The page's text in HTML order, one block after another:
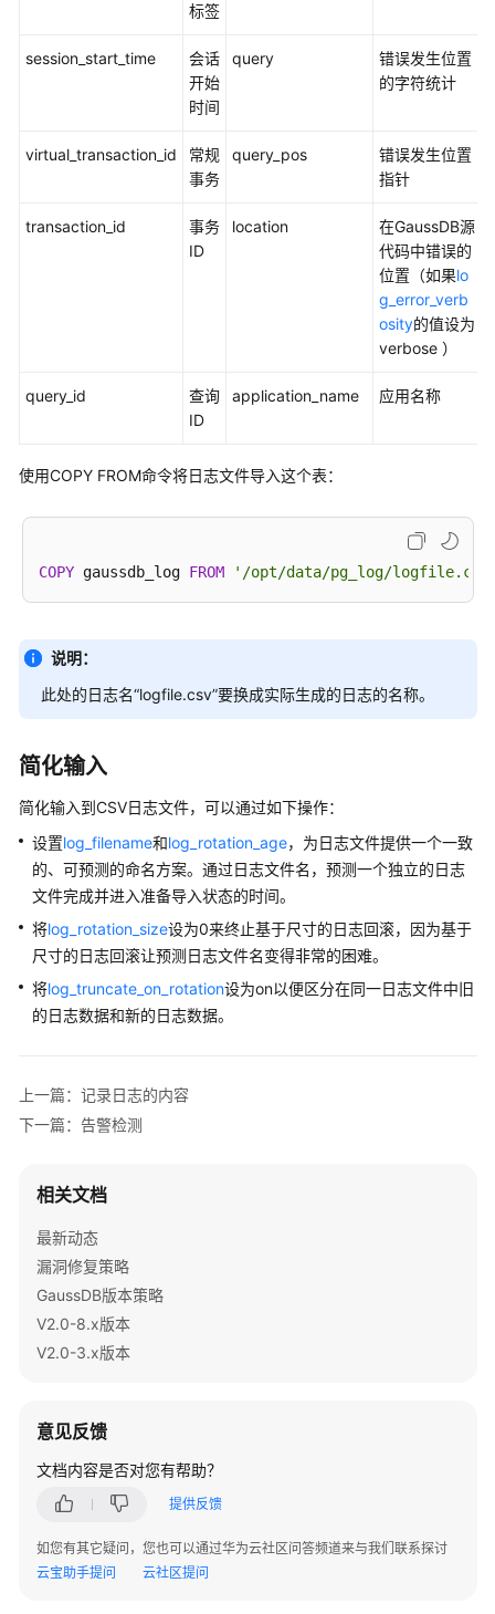
南
式
系
述
数
库
数
据
库
用
门
开
发
计
建
议
程
开
教
程
SQL
指
南
参
最
实
践
标签
session_start_time
会话
开始
时间
query
错误发生位置
的字符统计
virtual_transaction_id
常规
事务
query_pos
错误发生位置
指针
transaction_id
事务
ID
location 在GaussDB源
代码中错误的
位置（如果lo
g_error_verb
osity的值设为
verbose ）
query_id
查询
ID
application_name 应用名称
使用COPY FROM命令将日志文件导入这个表：
COPY gaussdb_log FROM '/opt/data/pg_log/
说明：
此处的日志名“logfile.csv”要换成实际生成的日志的名称。
简化输入
简化输入到CSV日志文件，可以通过如下操作：
设置log_filename和log_rotation_age，为日志文件提供一个一致
的、可预测的命名方案。通过日志文件名，预测一个独立的日志
文件完成并进入准备导入状态的时间。
将log_rotation_size设为0来终止基于尺寸的日志回滚，因为基于
尺寸的日志回滚让预测日志文件名变得非常的困难。
将log_truncate_on_rotation设为on以便区分在同一日志文件中旧
的日志数据和新的日志数据。
上一篇：记录日志的内容
下一篇：告警检测
相关文档
最新动态
漏洞修复策略
GaussDB版本策略
V2.0-8.x版本
V2.0-3.x版本
意见反馈
文档内容是否对您有帮助？
提供反馈
如您有其它疑问，您也可以通过华为云社区问答频道来与我们联系探讨
云宝助手提问
云社区提问